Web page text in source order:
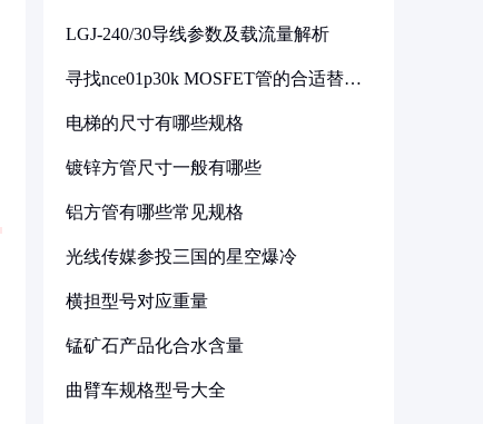
LGJ-240/30导线参数及载流量解析
寻找nce01p30k MOSFET管的合适替代
电梯的尺寸有哪些规格
镀锌方管尺寸一般有哪些
铝方管有哪些常见规格
光线传媒参投三国的星空爆冷
横担型号对应重量
锰矿石产品化合水含量
曲臂车规格型号大全